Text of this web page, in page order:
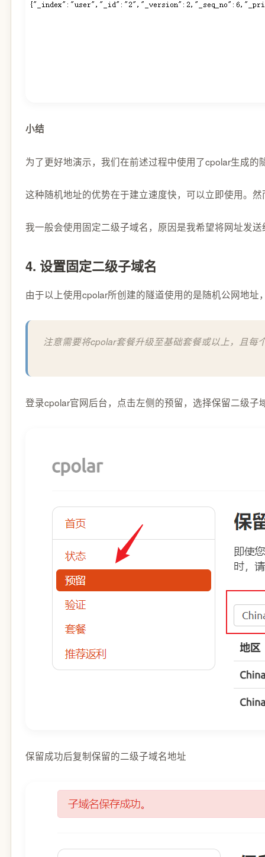
小结
为了更好地演示，我们在前述过程中使用了cpolar生成的
这种随机地址的优势在于建立速度快，可以立即使用。
我一般会使用固定二级子域名，原因是我希望将网址发
4. 设置固定二级子域名
由于以上使用cpolar所创建的隧道使用的是随机公网地
注意需要将cpolar套餐升级至基础套餐或以上，且每
登录cpolar官网后台，点击左侧的预留，选择保留二级
保留成功后复制保留的二级子域名地址